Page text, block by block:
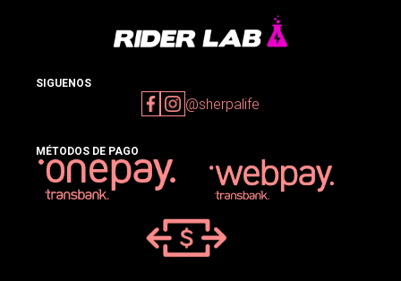
SIGUENOS
@sherpalife
MÉTODOS DE PAGO